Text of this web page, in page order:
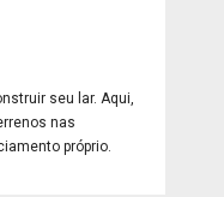
seu lar. Aqui,
nas
próprio.